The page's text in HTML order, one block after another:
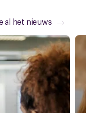
al het nieuws